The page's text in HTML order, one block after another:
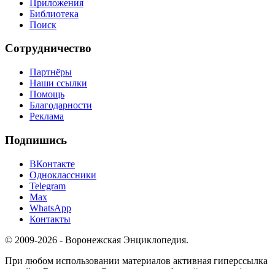
Приложения
Библиотека
Поиск
Сотрудничество
Партнёры
Наши ссылки
Помощь
Благодарности
Реклама
Подпишись
ВКонтакте
Одноклассники
Telegram
Max
WhatsApp
Контакты
© 2009-2026 - Воронежская Энциклопедия.
При любом использовании материалов активная гиперссылка